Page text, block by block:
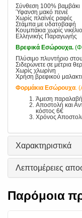
Σύνθεση 100% βαμβάκι
Ύφανση μακό πενιέ
Χωρίς πλαϊνές ραφές
Στάμπα με υδατοβαφή
Κουμπάκια χωρίς νικέλιο
Ελληνικής Παραγωγής
Βρεφικά Εσώρουχα.
Πλύσιμο πλυντήριο
Σιδερώνετε σε μέτρια
Χωρίς χλωρίνη
Χρήση βρεφικού
Φορμάκια Εσώρουχα.
Άμεση
Αποστολή και
κόστος 6€
Χρόνος
Χαρακτηριστικά
Λεπτομέρειες
Παρόμοια